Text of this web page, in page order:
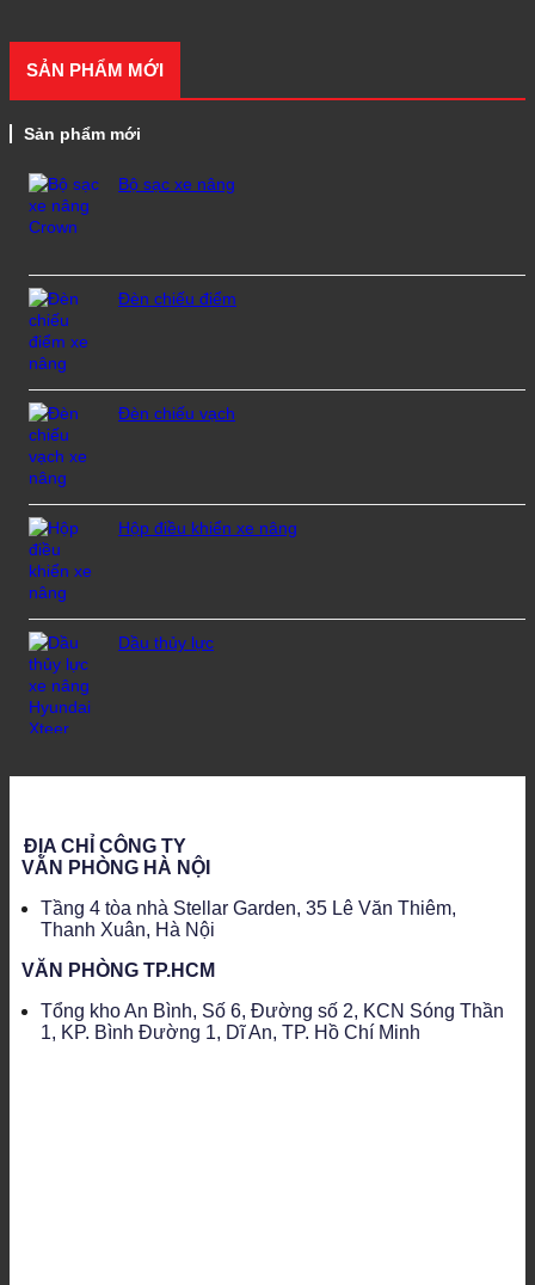
SẢN PHẨM MỚI
Sản phẩm mới
Bộ sạc xe nâng
Đèn chiếu điểm
Đèn chiếu vạch
Hộp điều khiển xe nâng
Dầu thủy lực
ĐỊA CHỈ CÔNG TY
VĂN PHÒNG HÀ NỘI
Tầng 4 tòa nhà Stellar Garden, 35 Lê Văn Thiêm,
Thanh Xuân, Hà Nội
VĂN PHÒNG TP.HCM
Tổng kho An Bình, Số 6, Đường số 2, KCN Sóng Thần
1, KP. Bình Đường 1, Dĩ An, TP. Hồ Chí Minh